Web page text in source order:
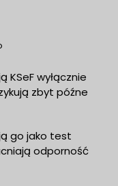
KSeF wyłącznie
zbyt późne
go jako test
odporność